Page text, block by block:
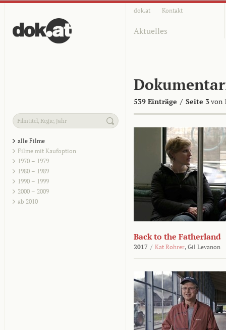
dok.at Kontakt
Aktuelles
539 Einträge / Seite 3von
alle Filme
Filme mit Kaufoption
1970 – 1979
1980 – 1989
1990 – 1999
2000 – 2009
ab 2010
Back to the Fatherland
2017 / Kat Rohrer, Gil Levanon